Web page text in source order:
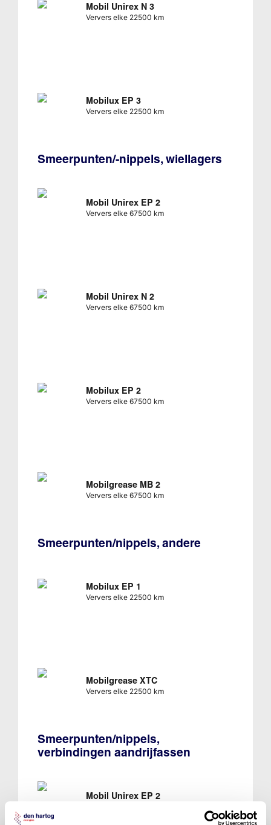
Mobil Unirex N 3
Ververs elke 22500 km
Mobilux EP 3
Ververs elke 22500 km
Smeerpunten/-nippels, wiellagers
Mobil Unirex EP 2
Ververs elke 67500 km
Mobil Unirex N 2
Ververs elke 67500 km
Mobilux EP 2
Ververs elke 67500 km
Mobilgrease MB 2
Ververs elke 67500 km
Smeerpunten/nippels, andere
Mobilux EP 1
Ververs elke 22500 km
Mobilgrease XTC
Ververs elke 22500 km
Smeerpunten/nippels,
verbindingen aandrijfassen
Mobil Unirex EP 2